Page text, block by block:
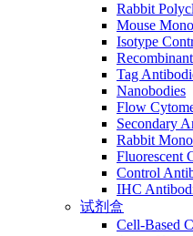
Rabbit
Mouse
Isotype
Tag
Nanobodies
Flow
Secondary
Rabbit
Fluorescent
Control
IHC
试剂盒
Cell-Based